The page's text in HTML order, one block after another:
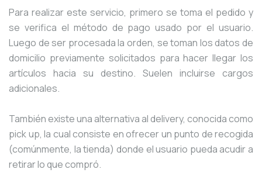
Para realizar este servicio, primero se toma el pedido y
se verifica el método de pago usado por el usuario.
Luego de ser procesada la orden, se toman los datos de
domicilio previamente solicitados para hacer llegar los
artículos hacia su destino. Suelen incluirse cargos
adicionales.
También existe una alternativa al delivery, conocida como
pick up, la cual consiste en ofrecer un punto de recogida
(comúnmente, la tienda) donde el usuario pueda acudir a
retirar lo que compró.